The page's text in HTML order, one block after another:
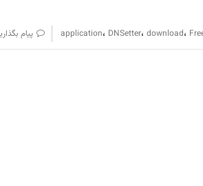
application، DNSetter، download، پیام